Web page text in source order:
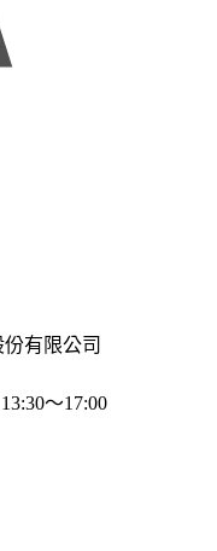
有限公司
～17:00